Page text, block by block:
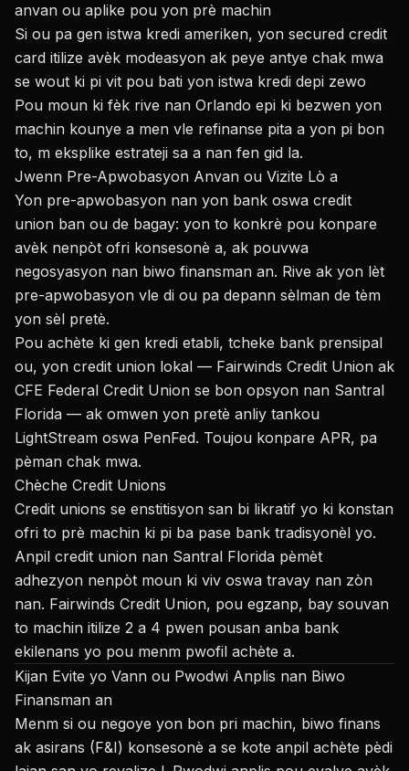
anvan ou aplike pou yon prè machin
Si ou pa gen istwa kredi ameriken, yon secured credit
card itilize avèk modeasyon ak peye antye chak mwa
se wout ki pi vit pou bati yon istwa kredi depi zewo
Pou moun ki fèk rive nan Orlando epi ki bezwen yon
machin kounye a men vle refinanse pita a yon pi bon
to, m eksplike estrateji sa a nan fen gid la.
Jwenn Pre-Apwobasyon Anvan ou Vizite Lò a
Yon pre-apwobasyon nan yon bank oswa credit
union ban ou de bagay: yon to konkrè pou konpare
avèk nenpòt ofri konsesonè a, ak pouvwa
negosyasyon nan biwo finansman an. Rive ak yon lèt
pre-apwobasyon vle di ou pa depann sèlman de tèm
yon sèl pretè.
Pou achète ki gen kredi etabli, tcheke bank prensipal
ou, yon credit union lokal — Fairwinds Credit Union ak
CFE Federal Credit Union se bon opsyon nan Santral
Florida — ak omwen yon pretè anliy tankou
LightStream oswa PenFed. Toujou konpare APR, pa
pèman chak mwa.
Chèche Credit Unions
Credit unions se enstitisyon san bi likratif yo ki konstan
ofri to prè machin ki pi ba pase bank tradisyonèl yo.
Anpil credit union nan Santral Florida pèmèt
adhezyon nenpòt moun ki viv oswa travay nan zòn
nan. Fairwinds Credit Union, pou egzanp, bay souvan
to machin itilize 2 a 4 pwen pousan anba bank
ekilenans yo pou menm pwofil achète a.
Kijan Evite yo Vann ou Pwodwi Anplis nan Biwo
Finansman an
Menm si ou negoye yon bon pri machin, biwo finans
ak asirans (F&I) konsesonè a se kote anpil achète pèdi